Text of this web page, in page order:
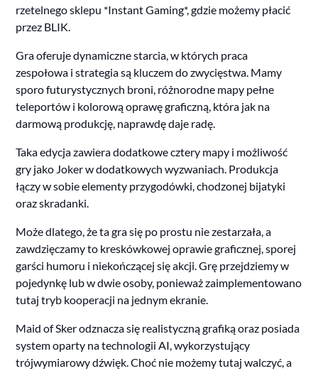
rzetelnego sklepu *Instant Gaming*, gdzie możemy płacić
przez BLIK.
Gra oferuje dynamiczne starcia, w których praca
zespołowa i strategia są kluczem do zwycięstwa. Mamy
sporo futurystycznych broni, różnorodne mapy pełne
teleportów i kolorową oprawę graficzną, która jak na
darmową produkcję, naprawdę daje radę.
Taka edycja zawiera dodatkowe cztery mapy i możliwość
gry jako Joker w dodatkowych wyzwaniach. Produkcja
łączy w sobie elementy przygodówki, chodzonej bijatyki
oraz skradanki.
Może dlatego, że ta gra się po prostu nie zestarzała, a
zawdzięczamy to kreskówkowej oprawie graficznej, sporej
garści humoru i niekończącej się akcji. Grę przejdziemy w
pojedynkę lub w dwie osoby, ponieważ zaimplementowano
tutaj tryb kooperacji na jednym ekranie.
Maid of Sker odznacza się realistyczną grafiką oraz posiada
system oparty na technologii AI, wykorzystujący
trójwymiarowy dźwięk. Choć nie możemy tutaj walczyć, a